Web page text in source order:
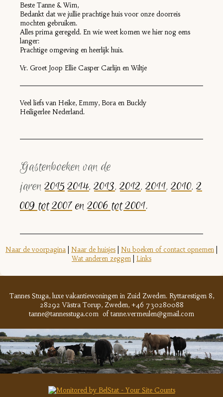
Beste Tanne & Wim,
Bedankt dat we jullie prachtige huis voor onze doorreis
mochten gebruiken.
Alles prima geregeld. En wie weet komen we hier nog eens
langer:
Prachtige omgeving en heerlijk huis.
Vr. Groet Joop Ellie Casper Carlijn en Wiltje
Veel liefs van Heike, Emmy, Bora en Buckly
Heiligerlee Nederland.
Gastenboeken van de
jaren20152014,2013,2012,2011,2010,2
009 tot 2007en2006 tot 2001.
Naar de voorpagina Naar de huisjes Nu boeken of contact opnemen
Wat anderen zeggen
Links
Tannes Stuga, luxe vakantiewoningen in Zuid Zweden. Ryttarestigen 8,
28292Västra Torup, Zweden, +46 730280088
tanne@tannesstuga.com of tanne.vermeulen@gmail.com